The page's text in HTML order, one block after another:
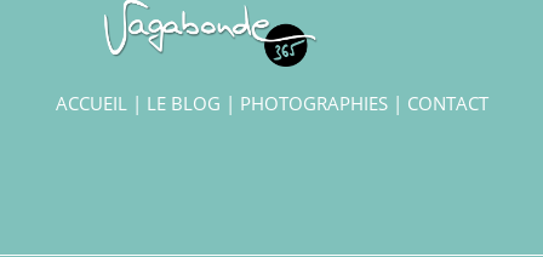
ACCUEIL| LE BLOG | PHOTOGRAPHIES| CONTACT